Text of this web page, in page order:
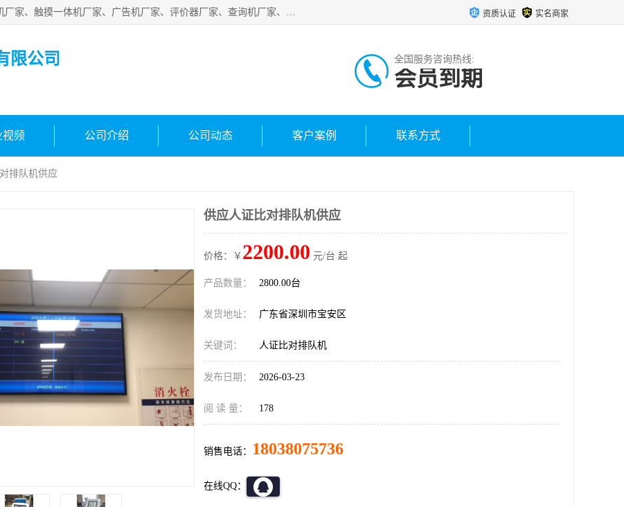
深圳市国峰智能电子科技有限公司业务涵盖范围：排队叫号机厂家、触摸一体机厂家、广告机厂家、评价器厂家、查询机厂家、自助终端机厂家；公司是一家集研发、生产、销售为一体的国民企业，设备制造商和解决方案提供商，广泛应用于银行、医院、、电力、电信、、交通、民航、保险等行业，为不同行业量身定制软硬件为一体的解决方案。 资质认证 实名商家
限公司 全国服务咨询热线:
会员到期
视频 公司介绍 公司动态 客户案例 联系方式
排队机供应
供应人证比对排队机供应
价格：￥ 2200.00 元/台 起
产品数量： 2800.00台
发货地址： 广东省深圳市宝安区
关键词： 人证比对排队机
发布日期： 2026-03-23
阅 读 量： 178
销售电话： 18038075736
在线QQ：